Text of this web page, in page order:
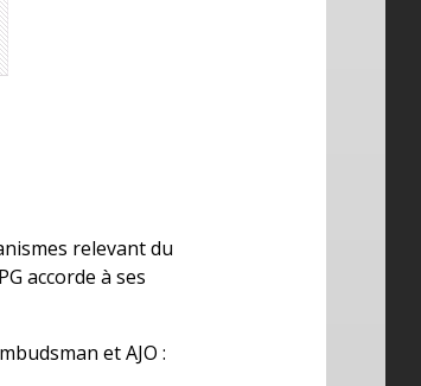
relevant du
accorde à ses
et AJO :